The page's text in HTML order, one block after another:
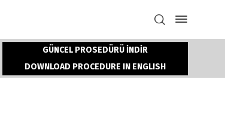
GÜNCEL PROSEDÜRÜ İNDİR
DOWNLOAD PROCEDURE IN ENGLISH